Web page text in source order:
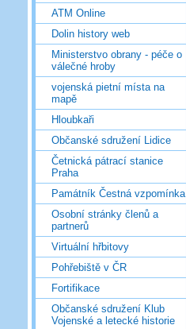
ATM Online
Dolin history web
Ministerstvo obrany - péče o
válečné hroby
vojenská pietní místa na
mapě
Hloubkaři
Občanské sdružení Lidice
Četnická pátrací stanice
Praha
Památník Čestná vzpomínka
Osobní stránky členů a
partnerů
Virtuální hřbitovy
Pohřebiště v ČR
Fortifikace
Občanské sdružení Klub
Vojenské a letecké historie